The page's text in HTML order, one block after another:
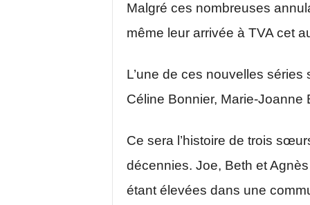
Malgré ces nombreuses
même leur arrivée à TVA cet
L’une de ces nouvelles séries
Céline Bonnier, Marie-Joanne
Ce sera l’histoire de trois
décennies. Joe, Beth et
étant élevées dans une